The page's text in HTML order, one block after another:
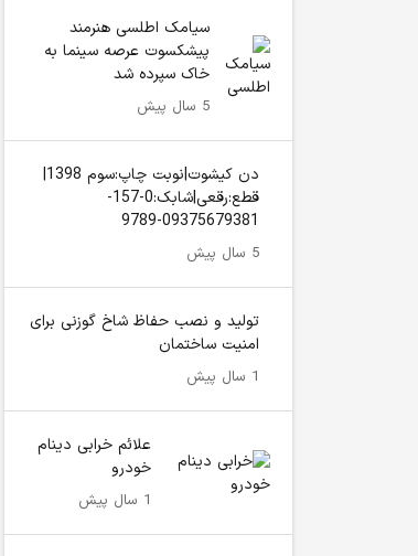
سیامک اطلسی هنرمند
پیشکسوت عرصه سینما به
خاک سپرده شد
5 سال پیش
دن کیشوت|نوبت چاپ:سوم 1398|
قطع:رقعی|شابک:0-157-
09375679381-9789
5 سال پیش
تولید و نصب حفاظ شاخ گوزنی برای
امنیت ساختمان
1 سال پیش
علائم خرابی دینام
خودرو
1 سال پیش